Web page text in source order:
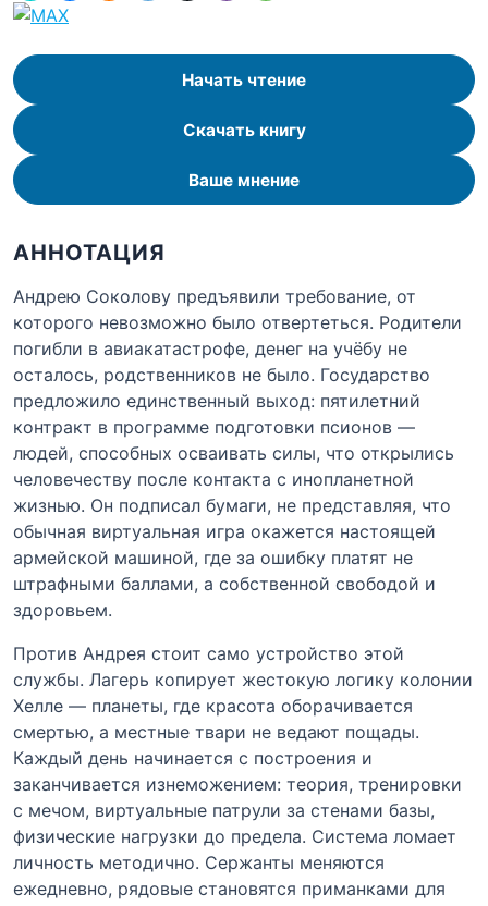
Начать чтение
Скачать книгу
Ваше мнение
АННОТАЦИЯ
Андрею Соколову предъявили требование, от
которого невозможно было отвертеться. Родители
погибли в авиакатастрофе, денег на учёбу не
осталось, родственников не было. Государство
предложило единственный выход: пятилетний
контракт в программе подготовки псионов —
людей, способных осваивать силы, что открылись
человечеству после контакта с инопланетной
жизнью. Он подписал бумаги, не представляя, что
обычная виртуальная игра окажется настоящей
армейской машиной, где за ошибку платят не
штрафными баллами, а собственной свободой и
здоровьем.
Против Андрея стоит само устройство этой
службы. Лагерь копирует жестокую логику колонии
Хелле — планеты, где красота оборачивается
смертью, а местные твари не ведают пощады.
Каждый день начинается с построения и
заканчивается изнеможением: теория, тренировки
с мечом, виртуальные патрули за стенами базы,
физические нагрузки до предела. Система ломает
личность методично. Сержанты меняются
ежедневно, рядовые становятся приманками для